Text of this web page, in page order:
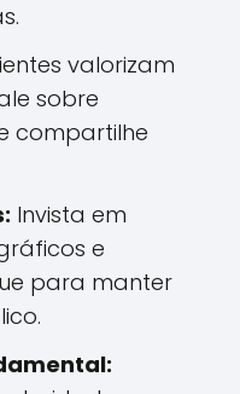
valorizam
sobre
compartilhe
Invista em
e
para manter